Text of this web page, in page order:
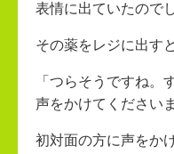
表情に出ていたので
その薬をレジに出す
「つらそうですね。
声をかけてください
初対面の方に声をか